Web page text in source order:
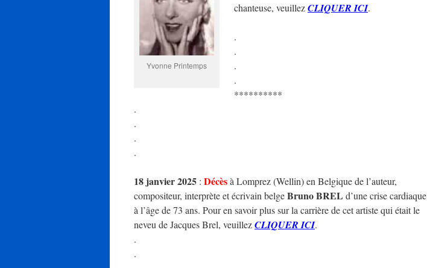
Yvonne Printemps
chanteuse, veuillezCLIQUER ICI.
.
.
.
.
**********
.
.
.
.
18 janvier 2025 : Décèsà Lomprez (Wellin) en Belgique de l’auteur,
compositeur, interprète et écrivain belgeBruno BREL d’une crise cardiaque
à l’âge de 73 ans. Pour en savoir plus sur la carrière de cet artiste qui était le
neveu de Jacques Brel, veuillezCLIQUER ICI.
.
.